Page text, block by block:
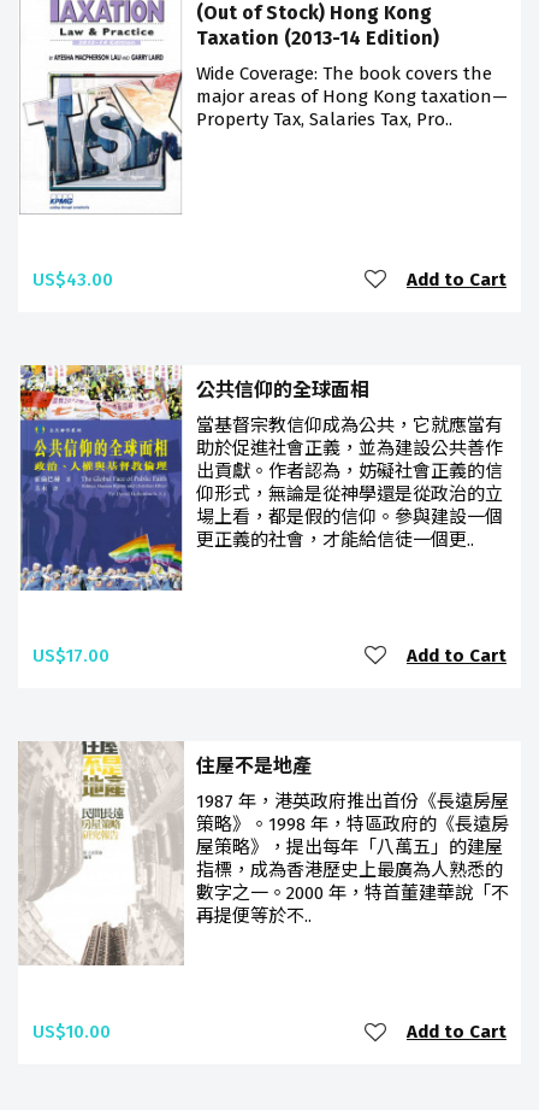
(Out of Stock) Hong Kong
Taxation (2013-14 Edition)
Wide Coverage: The book covers the
major areas of Hong Kong taxation—
Property Tax, Salaries Tax, Pro..
US$43.00 Add to Cart
公共信仰的全球面相
當基督宗教信仰成為公共，它就應當有
助於促進社會正義，並為建設公共善作
出貢獻。作者認為，妨礙社會正義的信
仰形式，無論是從神學還是從政治的立
場上看，都是假的信仰。參與建設一個
更正義的社會，才能給信徒一個更..
US$17.00 Add to Cart
住屋不是地產
1987 年，港英政府推出首份《長遠房屋
策略》。1998 年，特區政府的《長遠房
屋策略》，提出每年「八萬五」的建屋
指標，成為香港歷史上最廣為人熟悉的
數字之一。2000 年，特首董建華說「不
再提便等於不..
US$10.00 Add to Cart